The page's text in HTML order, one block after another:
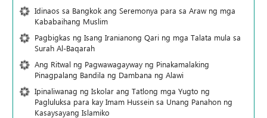
Idinaos sa Bangkok ang Seremonya para sa Araw ng mga
Kababaihang Muslim
Pagbigkas ng Isang Iranianong Qari ng mga Talata mula sa
Surah Al-Baqarah
Ang Ritwal ng Pagwawagayway ng Pinakamalaking
Pinagpalang Bandila ng Dambana ng Alawi
Ipinaliwanag ng Iskolar ang Tatlong mga Yugto ng
Pagluluksa para kay Imam Hussein sa Unang Panahon ng
Kasaysayang Islamiko